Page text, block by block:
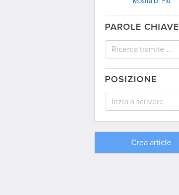
Politica
Viaggio
Interviste
Dal mondo
Comunità / Australia
Comunità / Uruguay
PAROLE CHIAVE
POSIZIONE
Crea article